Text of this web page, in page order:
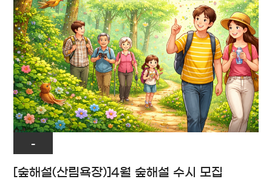
-
[숲해설(산림욕장)]4월 숲해설 수시 모집